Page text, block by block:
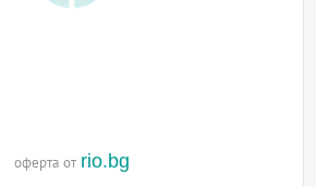
оферта от rio.bg